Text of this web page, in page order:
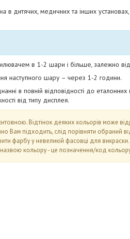
в дитячих, медичних та інших
в 1-2 шари і більше, залежно від
наступного шару – через 1-2 години.
в повній відповідності до еталонних
від типу дисплея.
Відтінок деяких кольорів може
Вам підходить, слід порівняти обраний
фарбу у невеликій фасовці для викраски.
кольору - це позначення/код кольору